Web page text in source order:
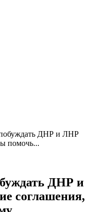
побуждать ДНР и ЛНР
помочь...
ДНР и
соглашения,